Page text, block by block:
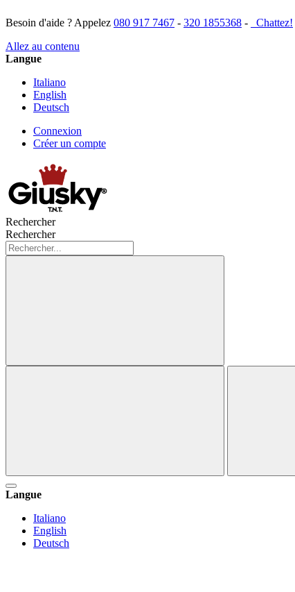
Besoin d'aide ? Appelez 080 917 7467 - 320 1855368 - Chattez!
Allez au contenu
Langue
Italiano
English
Deutsch
Connexion
Créer un compte
Rechercher
Rechercher
Langue
Italiano
English
Deutsch